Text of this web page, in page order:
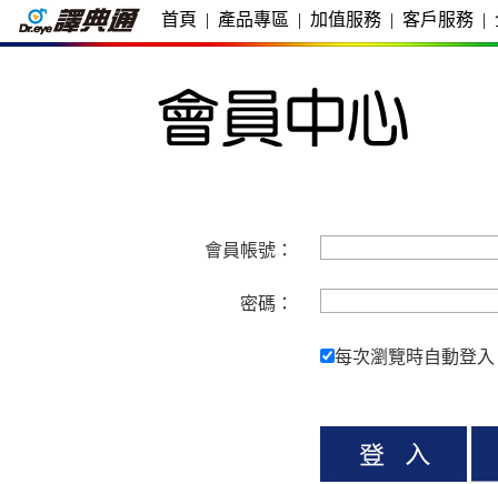
首頁 | 產品專區 | 加值服務 | 客戶服務 |
會員帳號：
密碼：
每次瀏覽時自動登入